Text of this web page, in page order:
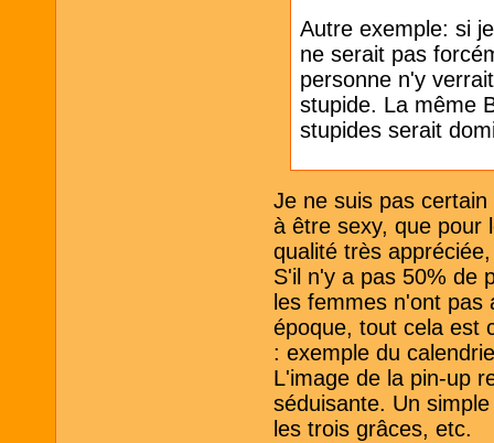
Autre exemple: si
ne serait pas
personne n'y
stupide. La même
stupides serait
Je ne suis pas
à être sexy, que pour
qualité très
S'il n'y a pas 50% de
les femmes n'ont
époque, tout cela est
: exemple du
L'image de la pin-up
séduisante. Un
les trois grâces, etc.